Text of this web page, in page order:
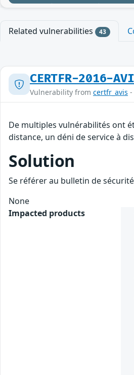
Related vulnerabilities 43
CERTFR-2016-
Vulnerability from certfr_avis -
De multiples vulnérabilités ont
distance, un déni de service à
Solution
Se référer au bulletin de
None
Impacted products